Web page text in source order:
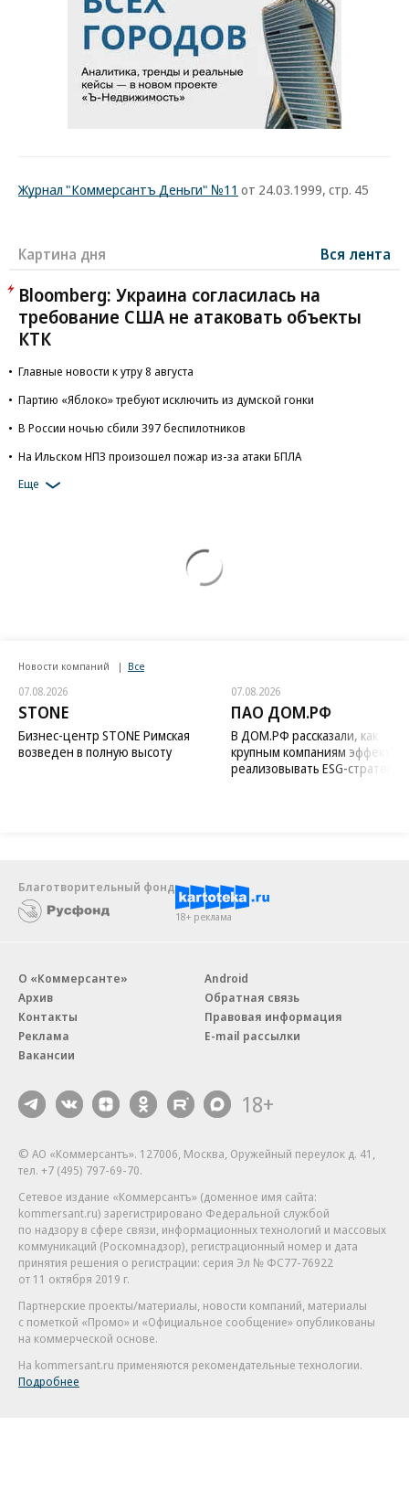
Журнал "Коммерсантъ Деньги" №11 от 24.03.1999, стр. 45
Картина дня Вся лента
Bloomberg: Украина согласилась на
требование США не атаковать объекты
КТК
Главные новости к утру 8 августа
Партию «Яблоко» требуют исключить из думской гонки
В России ночью сбили 397 беспилотников
На Ильском НПЗ произошел пожар из-за атаки БПЛА
Еще
Новости компаний Все
07.08.2026
STONE
Бизнес-центр STONE Римская
возведен в полную высоту
07.08.2026
ПАО ДОМ.РФ
В ДОМ.РФ рассказали, как
крупным компаниям
реализовывать ESG-стратегию
Благотворительный фонд
18+ реклама
О «Коммерсанте»
Архив
Контакты
Реклама
Вакансии
Android
Обратная связь
Правовая информация
E-mail рассылки
18+
© АО «Коммерсантъ». 127006, Москва, Оружейный переулок д. 41,
тел. +7 (495) 797-69-70.
Сетевое издание «Коммерсантъ» (доменное имя сайта:
kommersant.ru) зарегистрировано Федеральной службой
по надзору в сфере связи, информационных технологий и массовых
коммуникаций (Роскомнадзор), регистрационный номер и дата
принятия решения о регистрации: серия Эл № ФС77-76922
от 11 октября 2019 г.
Партнерские проекты/материалы, новости компаний, материалы
с пометкой «Промо» и «Официальное сообщение» опубликованы
на коммерческой основе.
На kommersant.ru применяются рекомендательные технологии.
Подробнее